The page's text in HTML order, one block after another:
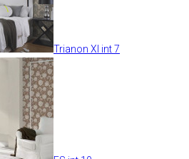
Trianon XI int 7